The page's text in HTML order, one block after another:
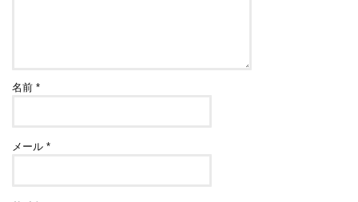
名前*
メール*